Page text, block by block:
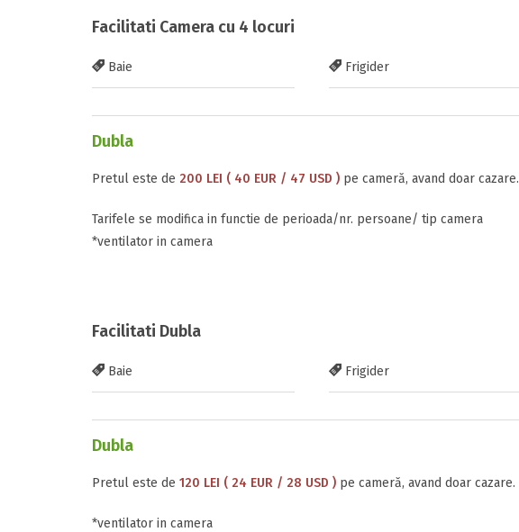
Facilitati Camera cu 4 locuri
Baie Frigider
Dubla
Pretul este de 200 LEI ( 40 EUR / 47 USD ) pe cameră, avand doar cazare.
Tarifele se modifica in functie de perioada/nr. persoane/ tip camera
*ventilator in camera
Facilitati Dubla
Baie Frigider
Dubla
Pretul este de 120 LEI ( 24 EUR / 28 USD ) pe cameră, avand doar cazare.
*ventilator in camera